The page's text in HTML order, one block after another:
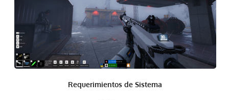
Requerimientos de Sistema